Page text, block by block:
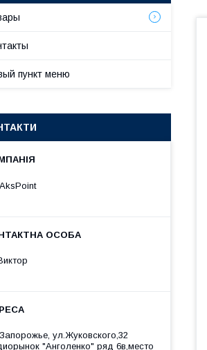
пункт меню
AksPoint
Запорожье, ул.Жуковского,32
"Анголенко" ряд 6в,место